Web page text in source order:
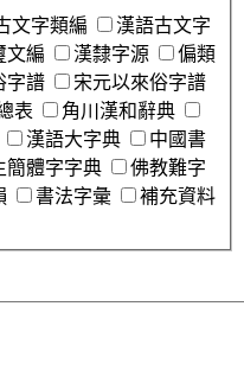
文字類編
漢語古文字
文編 漢隸字源
偏類
字譜
宋元以來俗字譜
表
角川漢和辭典
漢語大字典
中國書
簡體字字典
佛教難字
書法字彙
補充資料